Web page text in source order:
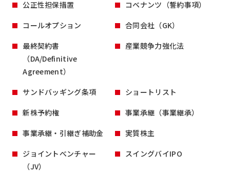
公正性担保措置
コベナンツ（誓約事項）
コールオプション
合同会社（GK）
最終契約書
（DA/Definitive
Agreement）
産業競争力強化法
サンドバッギング条項
ショートリスト
新株予約権
事業承継（事業継承）
事業承継・引継ぎ補助金
実質株主
ジョイントべンチャー
（JV）
スイングバイIPO